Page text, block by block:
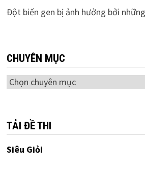
Đột biến gen bị ảnh hưởng bởi
CHUYÊN MỤC
Chuyên
TẢI ĐỀ THI
Siêu Giỏi